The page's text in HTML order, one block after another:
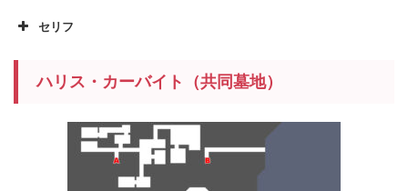
セリフ
ハリス・カーバイト（共同墓地）